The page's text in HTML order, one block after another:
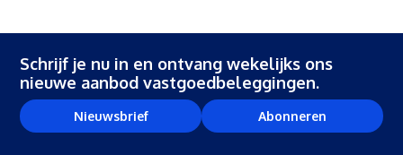
Schrijf je nu in en ontvang wekelijks ons
nieuwe aanbod vastgoedbeleggingen.
Nieuwsbrief Abonneren